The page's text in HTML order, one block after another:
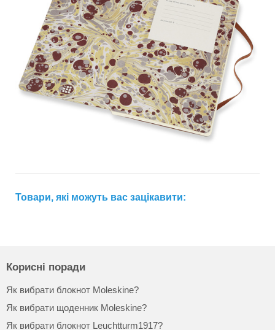
Товари, які можуть вас зацікавити:
Корисні поради
Як вибрати блокнот Moleskine?
Як вибрати щоденник Moleskine?
Як вибрати блокнот Leuchtturm1917?